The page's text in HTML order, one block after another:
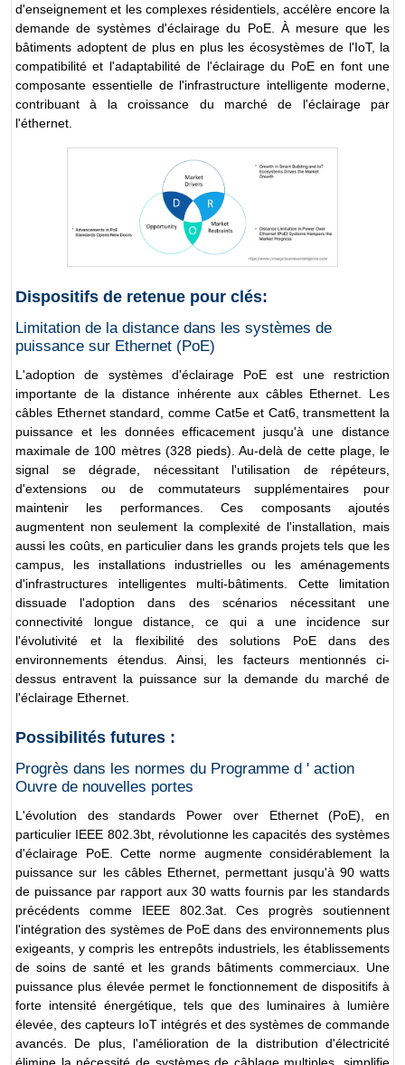
d'enseignement et les complexes résidentiels, accélère encore la
demande de systèmes d'éclairage du PoE. À mesure que les
bâtiments adoptent de plus en plus les écosystèmes de l'IoT, la
compatibilité et l'adaptabilité de l'éclairage du PoE en font une
composante essentielle de l'infrastructure intelligente moderne,
contribuant à la croissance du marché de l'éclairage par
l'éthernet.
Dispositifs de retenue pour clés:
Limitation de la distance dans les systèmes de
puissance sur Ethernet (PoE)
L'adoption de systèmes d'éclairage PoE est une restriction
importante de la distance inhérente aux câbles Ethernet. Les
câbles Ethernet standard, comme Cat5e et Cat6, transmettent la
puissance et les données efficacement jusqu'à une distance
maximale de 100 mètres (328 pieds). Au-delà de cette plage, le
signal se dégrade, nécessitant l'utilisation de répéteurs,
d'extensions ou de commutateurs supplémentaires pour
maintenir les performances. Ces composants ajoutés
augmentent non seulement la complexité de l'installation, mais
aussi les coûts, en particulier dans les grands projets tels que les
campus, les installations industrielles ou les aménagements
d'infrastructures intelligentes multi-bâtiments. Cette limitation
dissuade l'adoption dans des scénarios nécessitant une
connectivité longue distance, ce qui a une incidence sur
l'évolutivité et la flexibilité des solutions PoE dans des
environnements étendus. Ainsi, les facteurs mentionnés ci-
dessus entravent la puissance sur la demande du marché de
l'éclairage Ethernet.
Possibilités futures :
Progrès dans les normes du Programme d ' action
Ouvre de nouvelles portes
L'évolution des standards Power over Ethernet (PoE), en
particulier IEEE 802.3bt, révolutionne les capacités des systèmes
d'éclairage PoE. Cette norme augmente considérablement la
puissance sur les câbles Ethernet, permettant jusqu'à 90 watts
de puissance par rapport aux 30 watts fournis par les standards
précédents comme IEEE 802.3at. Ces progrès soutiennent
l'intégration des systèmes de PoE dans des environnements plus
exigeants, y compris les entrepôts industriels, les établissements
de soins de santé et les grands bâtiments commerciaux. Une
puissance plus élevée permet le fonctionnement de dispositifs à
forte intensité énergétique, tels que des luminaires à lumière
élevée, des capteurs IoT intégrés et des systèmes de commande
avancés. De plus, l'amélioration de la distribution d'électricité
élimine la nécessité de systèmes de câblage multiples, simplifie